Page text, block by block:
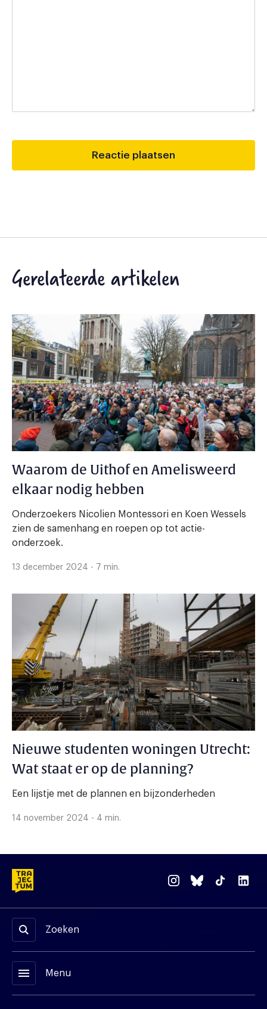
Gerelateerde artikelen
Waarom de Uithof en Amelisweerd
elkaar nodig hebben
Onderzoekers Nicolien Montessori en Koen Wessels
zien de samenhang en roepen op tot actie-
onderzoek.
13 december 2024 - 7 min.
Nieuwe studenten woningen Utrecht:
Wat staat er op de planning?
Een lijstje met de plannen en bijzonderheden
14 november 2024 - 4 min.
Zoeken
menu Menu